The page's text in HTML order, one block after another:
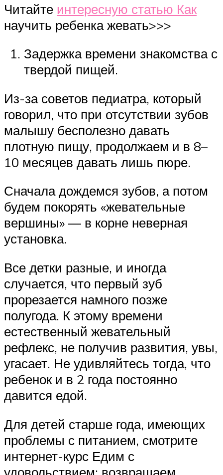
Читайте интересную статью Как
научить ребенка жевать>>>
Задержка времени знакомства с
твердой пищей.
Из-за советов педиатра, который
говорил, что при отсутствии зубов
малышу бесполезно давать
плотную пищу, продолжаем и в 8–
10 месяцев давать лишь пюре.
Сначала дождемся зубов, а потом
будем покорять «жевательные
вершины» — в корне неверная
установка.
Все детки разные, и иногда
случается, что первый зуб
прорезается намного позже
полугода. К этому времени
естественный жевательный
рефлекс, не получив развития, увы,
угасает. Не удивляйтесь тогда, что
ребенок и в 2 года постоянно
давится едой.
Для детей старше года, имеющих
проблемы с питанием, смотрите
интернет-курс Едим с
удовольствием: возвращаем